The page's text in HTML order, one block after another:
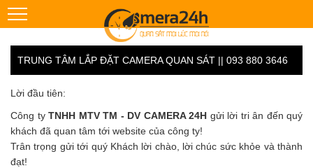
TRUNG TÂM LẮP ĐẶT CAMERA QUAN SÁT || 093 880 3646
Lời đầu tiên:
Công ty TNHH MTV TM - DV CAMERA 24H gửi lời tri ân đến quý
khách đã quan tâm tới website của công ty!
Trân trọng gửi tới quý Khách lời chào, lời chúc sức khỏe và thành
đạt!